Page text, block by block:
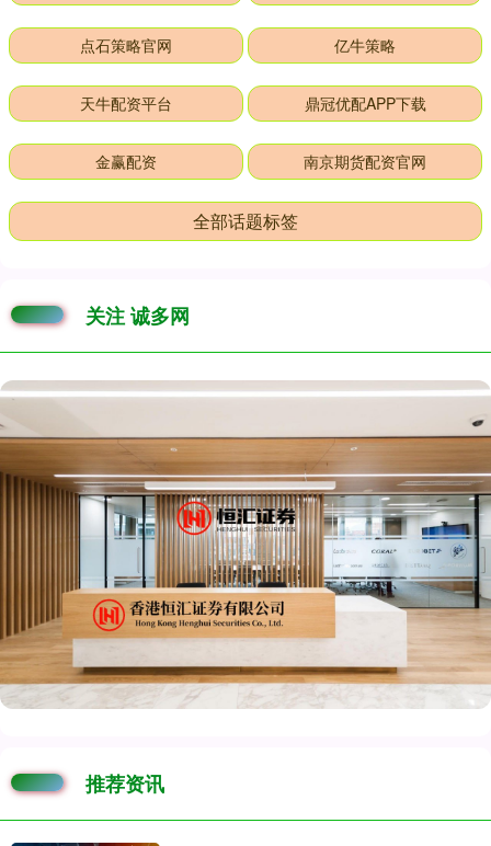
点石策略官网 亿牛策略
天牛配资平台 鼎冠优配APP下载
金赢配资 南京期货配资官网
全部话题标签
关注 诚多网
推荐资讯